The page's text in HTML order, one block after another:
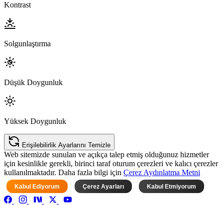
Kontrast
Solgunlaştırma
Düşük Doygunluk
Yüksek Doygunluk
Erişilebilirlik Ayarlarını Temizle
Web sitemizde sunulan ve açıkça talep etmiş olduğunuz hizmetler
için kesinlikle gerekli, birinci taraf oturum çerezleri ve kalıcı çerezler
kullanılmaktadır. Daha fazla bilgi için Çerez Aydınlatma Metni
Kabul Ediyorum Çerez Ayarları Kabul Etmiyorum